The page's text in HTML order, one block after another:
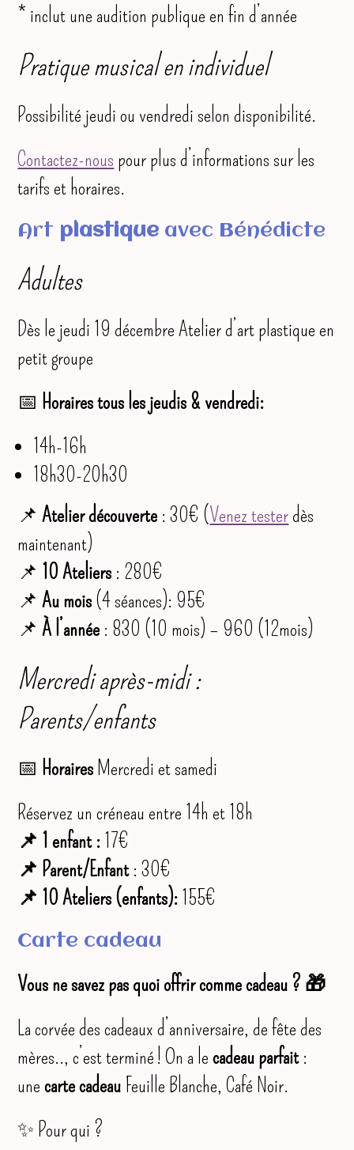
* inclut une audition publique en fin d’année
Pratique musical en individuel
Possibilité jeudi ou vendredi selon disponibilité.
Contactez-nous pour plus d’informations sur les
tarifs et horaires.
Art plastique avec Bénédicte
Adultes
Dès le jeudi 19 décembre Atelier d’art plastique en
petit groupe
📅 Horaires tous les jeudis & vendredi:
14h-16h
18h30-20h30
📌Atelier découverte : 30€ (Venez testerdès
maintenant)
📌 10 Ateliers : 280€
📌 Au mois(4 séances): 95€
📌À l’année : 830 (10 mois) – 960 (12mois)
Mercredi après-midi :
Parents/enfants
📅 Horaires Mercredi et samedi
Réservez un créneau entre 14h et 18h
📌 1 enfant :17€
📌 Parent/Enfant: 30€
📌 10 Ateliers (enfants):155€
Carte cadeau
Vous ne savez pas quoi offrir comme cadeau ? 🎁
La corvée des cadeaux d’anniversaire, de fête des
mères.., c’est terminé ! On a lecadeau parfait:
unecarte cadeau Feuille Blanche, Café Noir.
✨ Pour qui ?